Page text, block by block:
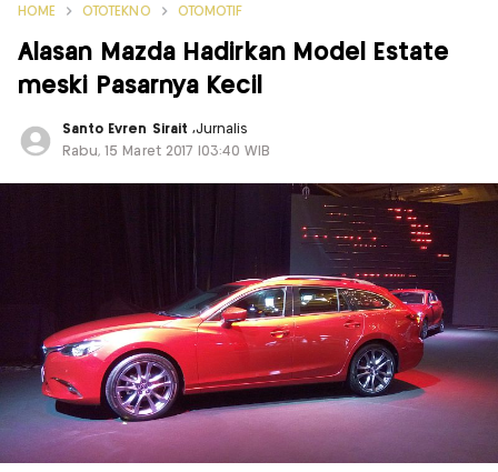
HOME OTOTEKNO OTOMOTIF
Alasan Mazda Hadirkan Model Estate
meski Pasarnya Kecil
Santo Evren Sirait ,Jurnalis
Rabu, 15 Maret 2017 |03:40 WIB